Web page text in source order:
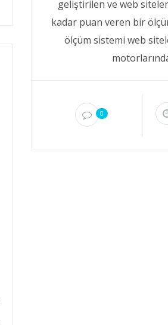
geliştirilen ve web
kadar puan veren bir
ölçüm sistemi web
0